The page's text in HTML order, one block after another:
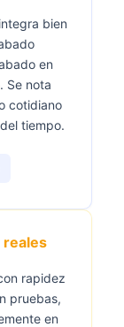
bien
en
Se nota
cotidiano
tiempo.
reales
rapidez
pruebas,
en